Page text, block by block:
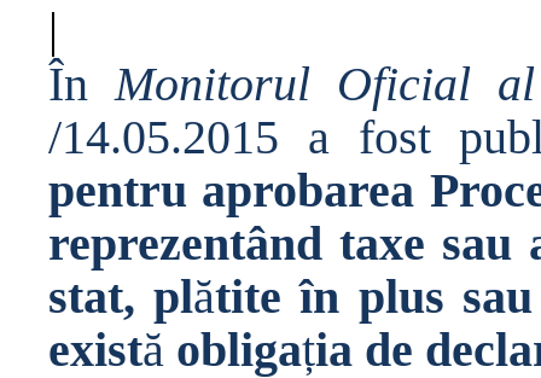
|
În Monitorul Oficial al
/14.05.2015 a fost
pentru aprobarea
reprezentând taxe
stat, plătite în plus
există obligația de